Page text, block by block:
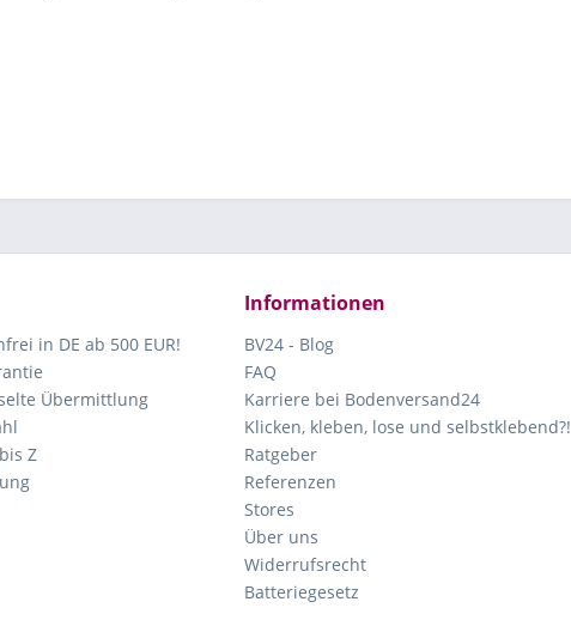
in DE ab 500 EUR!
Übermittlung
Z
Informationen
BV24 - Blog
FAQ
Karriere bei Bodenversand24
Klicken, kleben, lose und selbstklebend?!
Ratgeber
Referenzen
Stores
Über uns
Widerrufsrecht
Batteriegesetz